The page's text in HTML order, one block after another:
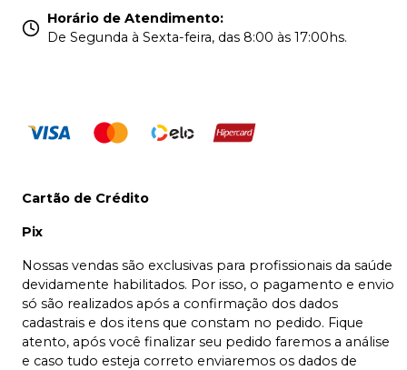
Horário de Atendimento:
De Segunda à Sexta-feira, das 8:00 às 17:00hs.
Cartão de Crédito
Pix
Nossas vendas são exclusivas para profissionais da saúde
devidamente habilitados. Por isso, o pagamento e envio
só são realizados após a confirmação dos dados
cadastrais e dos itens que constam no pedido. Fique
atento, após você finalizar seu pedido faremos a análise
e caso tudo esteja correto enviaremos os dados de